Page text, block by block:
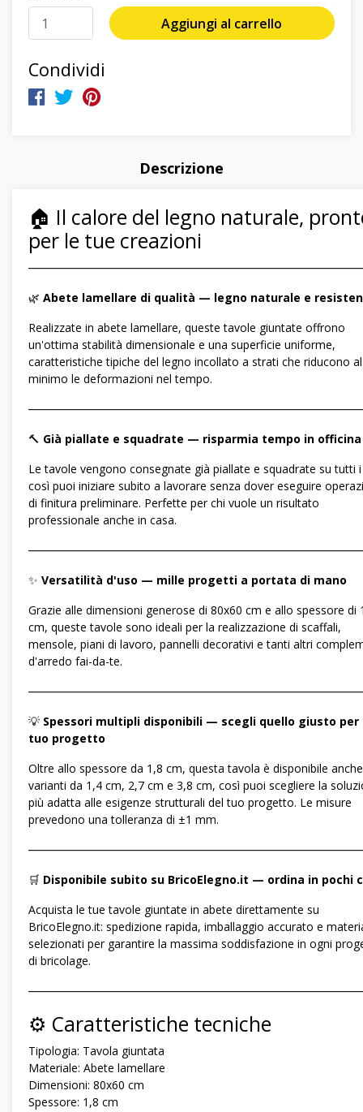
Aggiungi al carrello
Condividi
Descrizione
🏠 Il calore del legno naturale,
per le tue creazioni
🌿 Abete lamellare di qualità — legno naturale e
Realizzate in abete lamellare, queste tavole giuntate offrono
un'ottima stabilità dimensionale e una superficie uniforme,
caratteristiche tipiche del legno incollato a strati che riducono al
minimo le deformazioni nel tempo.
🔨 Già piallate e squadrate — risparmia tempo in officina
Le tavole vengono consegnate già piallate e squadrate su tutti
così puoi iniziare subito a lavorare senza dover eseguire
di finitura preliminare. Perfette per chi vuole un risultato
professionale anche in casa.
✨ Versatilità d'uso — mille progetti a portata di mano
Grazie alle dimensioni generose di 80x60 cm e allo spessore di
cm, queste tavole sono ideali per la realizzazione di scaffali,
mensole, piani di lavoro, pannelli decorativi e tanti altri
d'arredo fai-da-te.
💡 Spessori multipli disponibili — scegli quello giusto per
tuo progetto
Oltre allo spessore da 1,8 cm, questa tavola è disponibile
varianti da 1,4 cm, 2,7 cm e 3,8 cm, così puoi scegliere la
più adatta alle esigenze strutturali del tuo progetto. Le misure
prevedono una tolleranza di ±1 mm.
🛒 Disponibile subito su BricoElegno.it — ordina in pochi
Acquista le tue tavole giuntate in abete direttamente su
BricoElegno.it: spedizione rapida, imballaggio accurato e
selezionati per garantire la massima soddisfazione in ogni
di bricolage.
⚙️ Caratteristiche tecniche
Tipologia: Tavola giuntata
Materiale: Abete lamellare
Dimensioni: 80x60 cm
Spessore: 1,8 cm